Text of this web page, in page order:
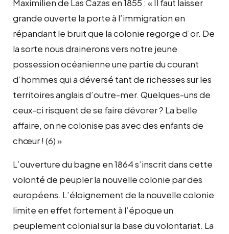
Maximilien de Las Cazas en 1855 : « Il faut laisser
grande ouverte la porte à l’immigration en
répandant le bruit que la colonie regorge d’or. De
la sorte nous drainerons vers notre jeune
possession océanienne une partie du courant
d’hommes qui a déversé tant de richesses sur les
territoires anglais d’outre-mer. Quelques-uns de
ceux-ci risquent de se faire dévorer ? La belle
affaire, on ne colonise pas avec des enfants de
chœur ! (6) »
L’ouverture du bagne en 1864 s’inscrit dans cette
volonté de peupler la nouvelle colonie par des
européens. L’éloignement de la nouvelle colonie
limite en effet fortement à l’époque un
peuplement colonial sur la base du volontariat. La